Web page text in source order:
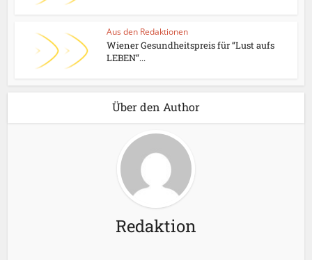
Aus den Redaktionen
Wiener Gesundheitspreis für “Lust aufs
LEBEN“...
Über den Author
Redaktion